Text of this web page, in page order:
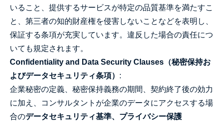
いること、提供するサービスが特定の品質基準を満たすこ
と、第三者の知的財産権を侵害しないことなどを表明し、
保証する条項が充実しています。違反した場合の責任につ
いても規定されます。
Confidentiality and Data Security Clauses（秘密保持お
よびデータセキュリティ条項） :
企業秘密の定義、秘密保持義務の期間、契約終了後の効力
に加え、コンサルタントが企業のデータにアクセスする場
合のデータセキュリティ基準、プライバシー保護